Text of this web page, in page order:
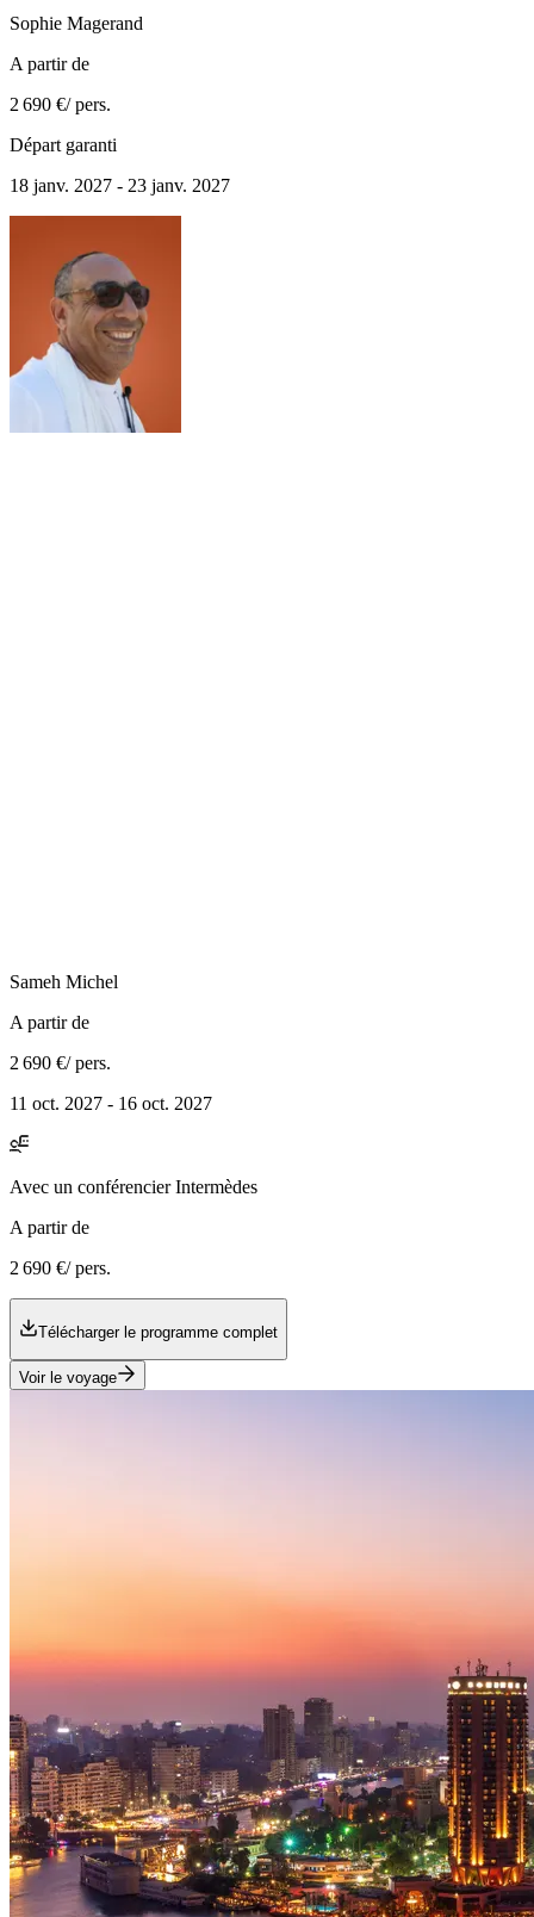
Sophie Magerand
A partir de
2 690 €/ pers.
Départ garanti
18 janv. 2027 - 23 janv. 2027
Sameh Michel
A partir de
2 690 €/ pers.
11 oct. 2027 - 16 oct. 2027
Avec un conférencier Intermèdes
A partir de
2 690 €/ pers.
Télécharger le programme complet
Voir le voyage